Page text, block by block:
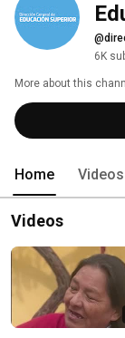
6K
More about this
Home Videos
Videos